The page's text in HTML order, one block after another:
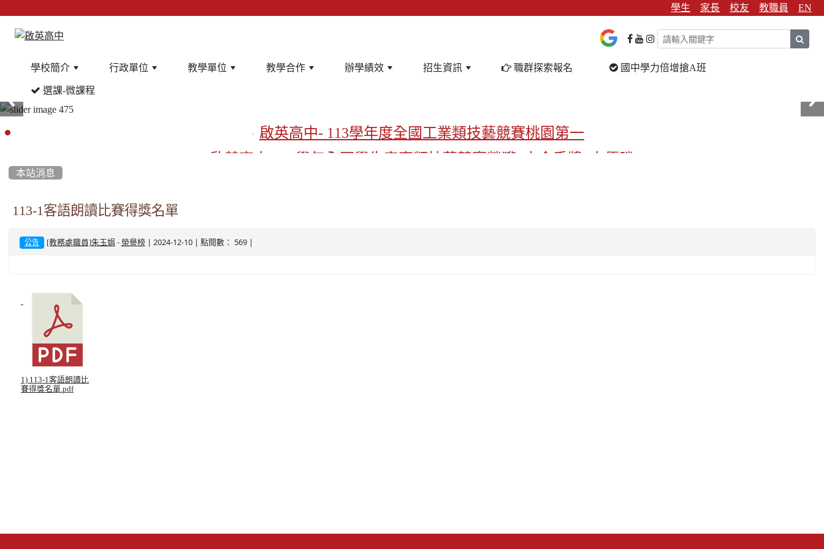
學生 家長 校友 教職員 EN
學校簡介 行政單位 教學單位 教學合作 辦學績效 招生資訊 職群探索報名 國中學力倍增搶A班
選課-微課程
啟英高中- 113學年度全國工業類技藝競賽桃園第一
啟英高中-113學年全國學生家事類技藝競賽榮獲1支金手獎3支優勝
本站消息
113-1客語朗讀比賽得獎名單
公告 [教務處職員]朱玉娟 - 榮譽榜 | 2024-12-10 | 點閱數： 569 |
1) 113-1客語朗讀比
賽得獎名單.pdf